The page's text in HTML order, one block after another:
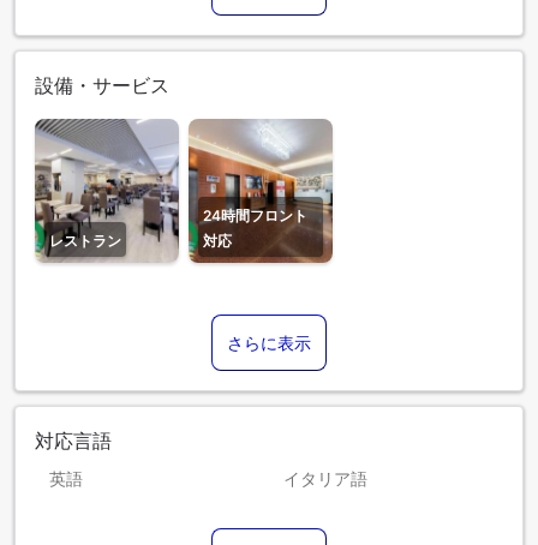
設備・サービス
レストラン
24時間フロント
対応
さらに表示
対応言語
英語 イタリア語